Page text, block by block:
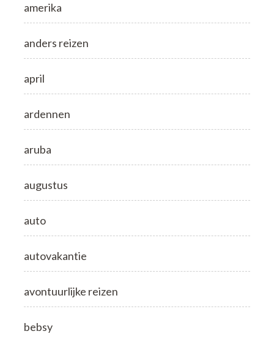
amerika
anders reizen
april
ardennen
aruba
augustus
auto
autovakantie
avontuurlijke reizen
bebsy